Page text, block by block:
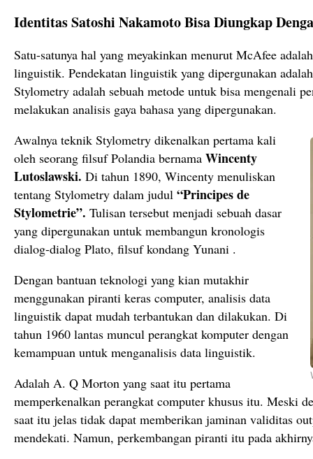
Identitas Satoshi Nakamoto Bisa Diungkap
Satu-satunya hal yang meyakinkan menurut McAfee
linguistik. Pendekatan linguistik yang dipergunakan
Stylometry adalah sebuah metode untuk bisa mengenali
melakukan analisis gaya bahasa yang dipergunakan.
Awalnya teknik Stylometry dikenalkan pertama kali
oleh seorang filsuf Polandia bernama Wincenty
Lutoslawski. Di tahun 1890, Wincenty menuliskan
tentang Stylometry dalam judul “Principes de
Stylometrie”. Tulisan tersebut menjadi sebuah dasar
yang dipergunakan untuk membangun kronologis
dialog-dialog Plato, filsuf kondang Yunani .
Dengan bantuan teknologi yang kian mutakhir
menggunakan piranti keras computer, analisis data
linguistik dapat mudah terbantukan dan dilakukan. Di
tahun 1960 lantas muncul perangkat komputer dengan
kemampuan untuk menganalisis data linguistik.
Adalah A. Q Morton yang saat itu pertama
memperkenalkan perangkat computer khusus itu. Meski
saat itu jelas tidak dapat memberikan jaminan validitas
mendekati. Namun, perkembangan piranti itu pada